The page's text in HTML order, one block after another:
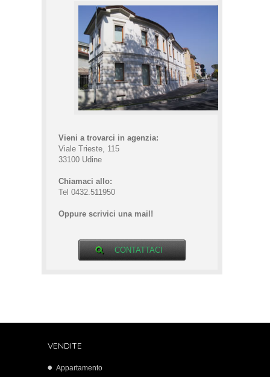
Vieni a trovarci in agenzia:
Viale Trieste, 115
33100 Udine
Chiamaci allo:
Tel 0432.511950
Oppure scrivici una mail!
CONTATTACI
VENDITE
Appartamento